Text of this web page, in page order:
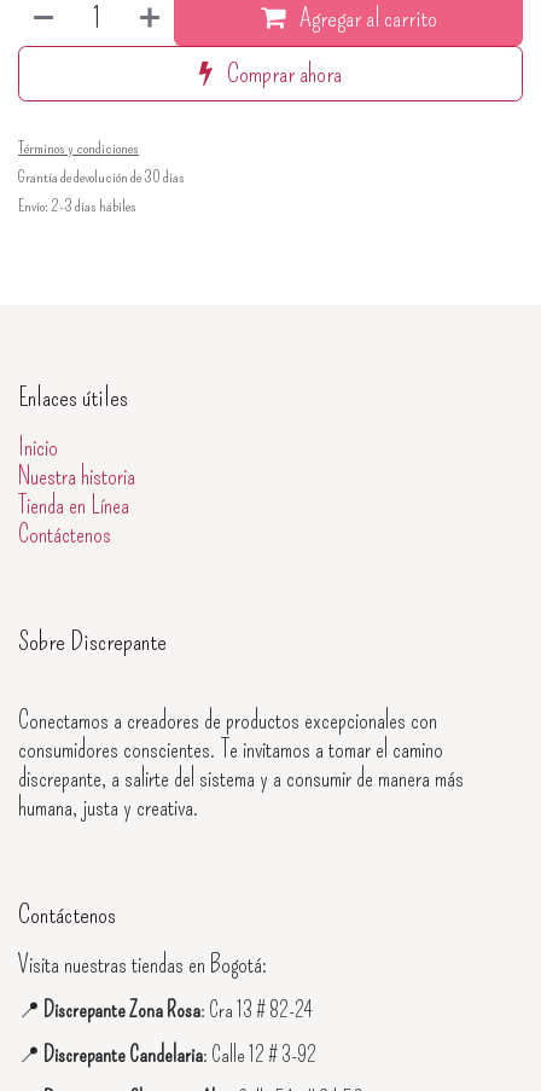
Agregar al carrito
Comprar ahora
Términos y condiciones
Grantía de devolución de 30 días
Envío: 2-3 días hábiles
Enlaces útiles
Inicio
Nuestra historia
Tienda en Línea
Contáctenos
Sobre Discrepante
Conectamos a creadores de productos excepcionales con
consumidores conscientes. Te invitamos a tomar el camino
discrepante, a salirte del sistema y a consumir de manera más
humana, justa y creativa.
Contáctenos
Visita nuestras tiendas en Bogotá:
📍 Discrepante Zona Rosa: Cra 13 # 82-24
📍 Discrepante Candelaria: Calle 12 # 3-92